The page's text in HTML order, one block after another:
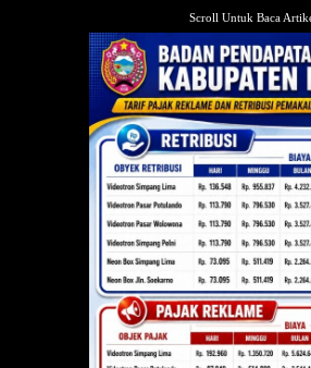
Scroll Untuk Baca